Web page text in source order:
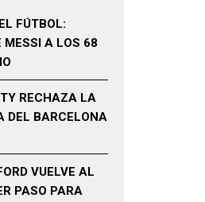
FÚTBOL:
MESSI A LOS 68
RECHAZA LA
DEL BARCELONA
VUELVE AL
PASO PARA